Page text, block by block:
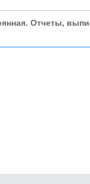
Отчеты,